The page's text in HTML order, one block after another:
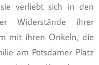
verliebt sich in den
Widerstände ihrer
mit ihren Onkeln, die
am Potsdamer Platz